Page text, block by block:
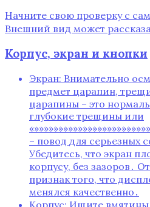
Начните свою проверку с
Внешний вид может
Корпус, экран и кнопки
Экран: Внимательно
предмет царапин,
царапины – это
глубокие трещины или
– повод для серьезных
Убедитесь, что экран
корпусу, без зазоров․
признак того, что
менялся качественно․
Корпус: Ищите